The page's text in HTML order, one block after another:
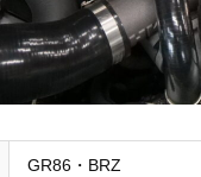
GR86・BRZ